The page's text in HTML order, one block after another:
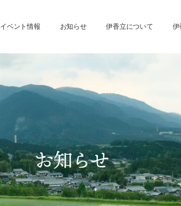
イベント情報 お知らせ 伊香立について 伊
お知らせ